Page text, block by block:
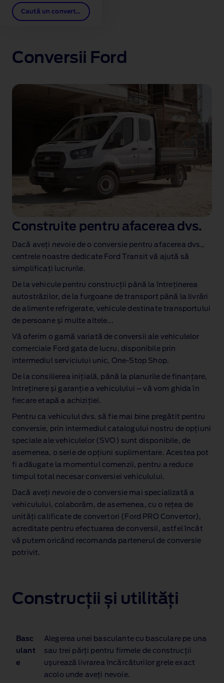
Caută un convertor
Conversii Ford
Construite pentru afacerea dvs.
Dacă aveți nevoie de o conversie pentru afacerea dvs.,
centrele noastre dedicate Ford Transit vă ajută să
simplificați lucrurile.
De la vehicule pentru construcții până la întreținerea
autostrăzilor, de la furgoane de transport până la livrări
de alimente refrigerate, vehicule destinate transportului
de persoane și multe altele...
Vă oferim o gamă variată de conversii ale vehiculelor
comerciale Ford gata de lucru, disponibile prin
intermediul serviciului unic, One‑Stop Shop.
De la consilierea inițială, până la planurile de finanțare,
întreținere și garanție a vehiculului – vă vom ghida în
fiecare etapă a achiziției.
Pentru ca vehiculul dvs. să fie mai bine pregătit pentru
conversie, prin intermediul catalogului nostru de opțiuni
speciale ale vehiculelor (SVO) sunt disponibile, de
asemenea, o serie de opțiuni suplimentare. Acestea pot
fi adăugate la momentul comenzii, pentru a reduce
timpul total necesar conversiei vehiculului.
Dacă aveți nevoie de o conversie mai specializată a
vehiculului, colaborăm, de asemenea, cu o rețea de
unități calificate de convertori (Ford PRO Convertor),
acreditate pentru efectuarea de conversii, astfel încât
vă putem oricând recomanda partenerul de conversie
potrivit.
Construcții și utilități
Basc
ulant
e
Alegerea unei basculante cu basculare pe una
sau trei părți pentru firmele de construcții
ușurează livrarea încărcăturilor grele exact
acolo unde aveți nevoie.